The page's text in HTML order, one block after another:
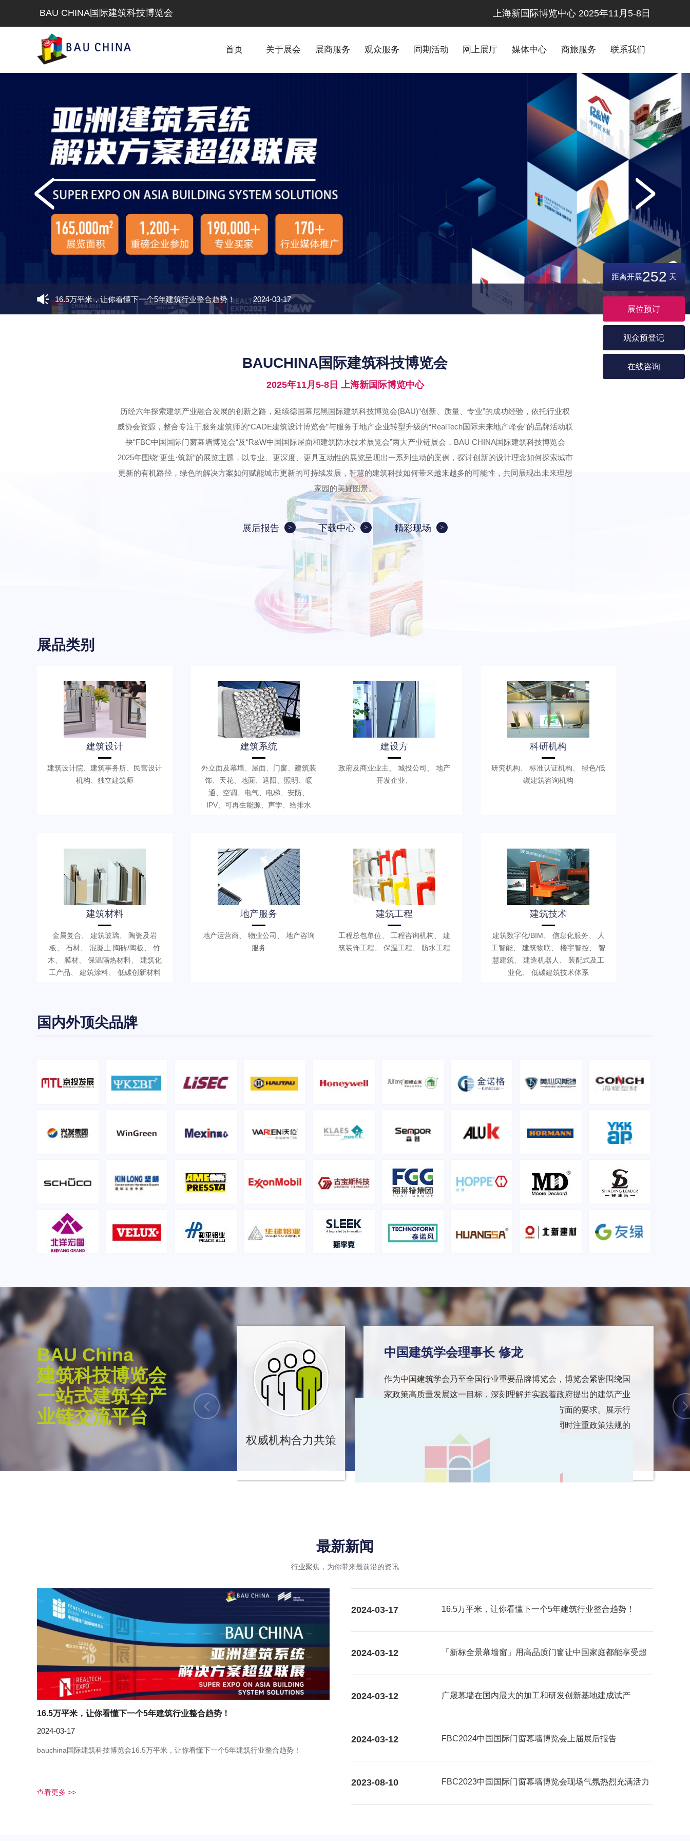
BAU CHINA国际建筑科技博览会 上海新国际博览中心 2025年11月5-8日
首页 关于展会 展商服务 观众服务 同期活动 网上展厅 媒体中心 商旅服务 联系我们
距离开展252 天
展位预订
观众预登记
在线咨询
16.5万平米，让你看懂下一个5年建筑行业整合趋势！ 2024-03-17
2024-03-12
FBC2023中国国际门窗幕墙博览会现场气氛热烈充满活力 2023-08-10
BAUCHINA国际建筑科技博览会
2025年11月5-8日 上海新国际博览中心
历经六年探索建筑产业融合发展的创新之路，延续德国幕尼黑国际建筑科技博览会(BAU)“创新、质量、专业”的成功经验，依托行业权
威协会资源，整合专注于服务建筑师的“CADE建筑设计博览会”与服务于地产企业转型升级的“RealTech国际未来地产峰会”的品牌活动联
袂“FBC中国国际门窗幕墙博览会“及“R&W中国国际屋面和建筑防水技术展览会”两大产业链展会，BAU CHINA国际建筑科技博览会
2025年围绕“更生·筑新”的展览主题，以专业、更深度、更具互动性的展览呈现出一系列生动的案例，探讨创新的设计理念如何探索城市
更新的有机路径，绿色的解决方案如何赋能城市更新的可持续发展，智慧的建筑科技如何带来越来越多的可能性，共同展现出未来理想
家园的美好图景。
展后报告 下载中心 精彩现场
展品类别
建筑设计
建筑设计院、建筑事务所、民营设计
机构、独立建筑师
建筑系统
外立面及幕墙、屋面、门窗、建筑装
饰、天花、地面、遮阳、照明、暖
通、空调、电气、电梯、安防、
IPV、可再生能源、声学、给排水
建设方
政府及商业业主、 城投公司、 地产
开发企业、
科研机构
研究机构、 标准认证机构、 绿色/低
碳建筑咨询机构
建筑材料
金属复合、 建筑玻璃、 陶瓷及岩
板、 石材、 混凝土 陶砖/陶板、 竹
木、 膜材、 保温隔热材料、 建筑化
工产品、 建筑涂料、 低碳创新材料
地产服务
地产运营商、 物业公司、 地产咨询
服务
建筑工程
工程总包单位、 工程咨询机构、 建
筑装饰工程、 保温工程、 防水工程
建筑技术
建筑数字化/BIM、 信息化服务、 人
工智能、 建筑物联、 楼宇智控、 智
慧建筑、 建造机器人、 装配式及工
业化、 低碳建筑技术体系
国内外顶尖品牌
BAU China
建筑科技博览会
一站式建筑全产
业链交流平台
Dr. Reinhard Pfeiffer
开放合作与学术交流，积极搭建国际交
秀建筑师学者。面向未来的建筑设计必
的思维。为此，我们致力于促进国际间
文化背景下的设计理念碰撞与融汇，共
权威机构合力共策
中国建筑学会理事长 修龙
作为中国建筑学会乃至全国行业重要品牌博览会，博览会紧密围绕国
家政策高质量发展这一目标，深刻理解并实践着政府提出的建筑产业
转型升级、绿色可持续发展以及智能技术应用等方面的要求。展示行
业内优秀企业的绿色创新成果和智能科技应用，同时注重政策法规的
引导和推动作用，进一步推动建筑行业向高质量发展迈进。
最新新闻
行业聚焦，为你带来最前沿的资讯
16.5万平米，让你看懂下一个5年建筑行业整合趋势！
2024-03-17
bauchina国际建筑科技博览会16.5万平米，让你看懂下一个5年建筑行业整合趋势！
查看更多 >>
2024-03-17 16.5万平米，让你看懂下一个5年建筑行业整合趋势！
2024-03-12 「新标全景幕墙窗」用高品质门窗让中国家庭都能享受超
大视野的居家生活体验
2024-03-12 广晟幕墙在国内最大的加工和研发创新基地建成试产
2024-03-12 FBC2024中国国际门窗幕墙博览会上届展后报告
2023-08-10 FBC2023中国国际门窗幕墙博览会现场气氛热烈充满活力